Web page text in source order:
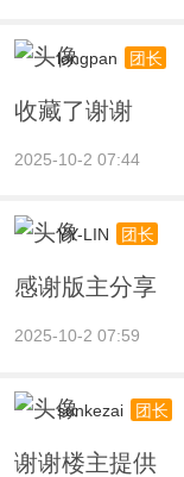
longpan 团长
收藏了谢谢
2025-10-2 07:44
YY-LIN 团长
感谢版主分享
2025-10-2 07:59
sunkezai 团长
谢谢楼主提供